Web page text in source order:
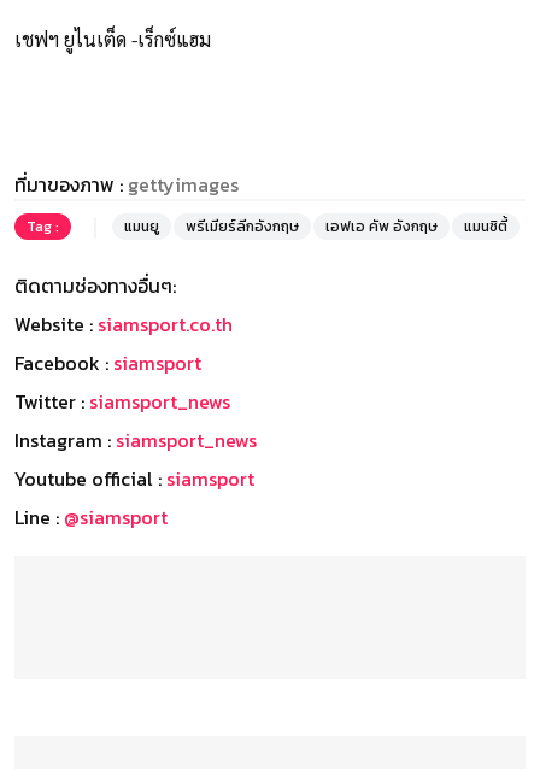
เชฟฯ ยูไนเต็ด -เร็กซ์แฮม
ที่มาของภาพ : gettyimages
Tag : แมนยู พรีเมียร์ลีกอังกฤษ เอฟเอ คัพ อังกฤษ แมนซิตี้
ติดตามช่องทางอื่นๆ:
Website : siamsport.co.th
Facebook : siamsport
Twitter : siamsport_news
Instagram : siamsport_news
Youtube official : siamsport
Line : @siamsport